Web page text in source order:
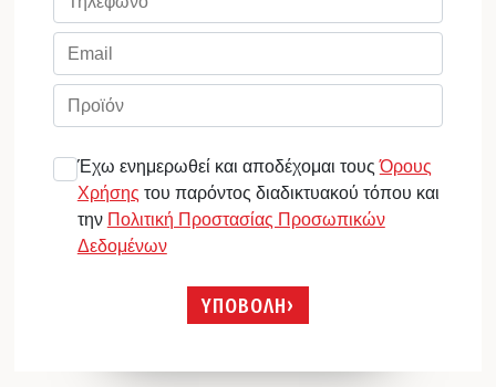
Έχω ενημερωθεί και αποδέχομαι τουςΌρους
Χρήσης του παρόντος διαδικτυακού τόπου και
την Πολιτική Προστασίας Προσωπικών
Δεδομένων
ΥΠΟΒΟΛΗ